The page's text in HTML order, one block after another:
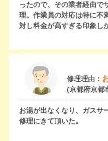
ったので、その業者経由で
理。作業員の対応は特に不
対し料金が高すぎる印象し
修理理由：
(京都府京都
お湯が出なくなり、ガスサ
修理にきて頂いた。